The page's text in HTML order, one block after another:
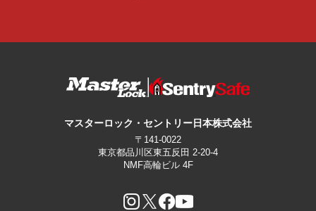
マスターロック・セントリー日本株式会社
〒141-0022
東京都品川区東五反田 2-20-4
NMF高輪ビル 4F